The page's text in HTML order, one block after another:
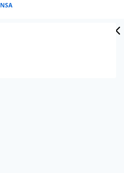
Gonzalo García-Pelayo, a